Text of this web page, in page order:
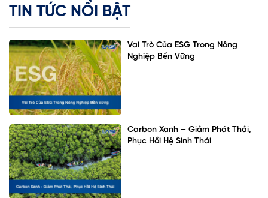
TIN TỨC NỔI BẬT
Vai Trò Của ESG Trong Nông
Nghiệp Bền Vững
Carbon Xanh – Giảm Phát Thải,
Phục Hồi Hệ Sinh Thái